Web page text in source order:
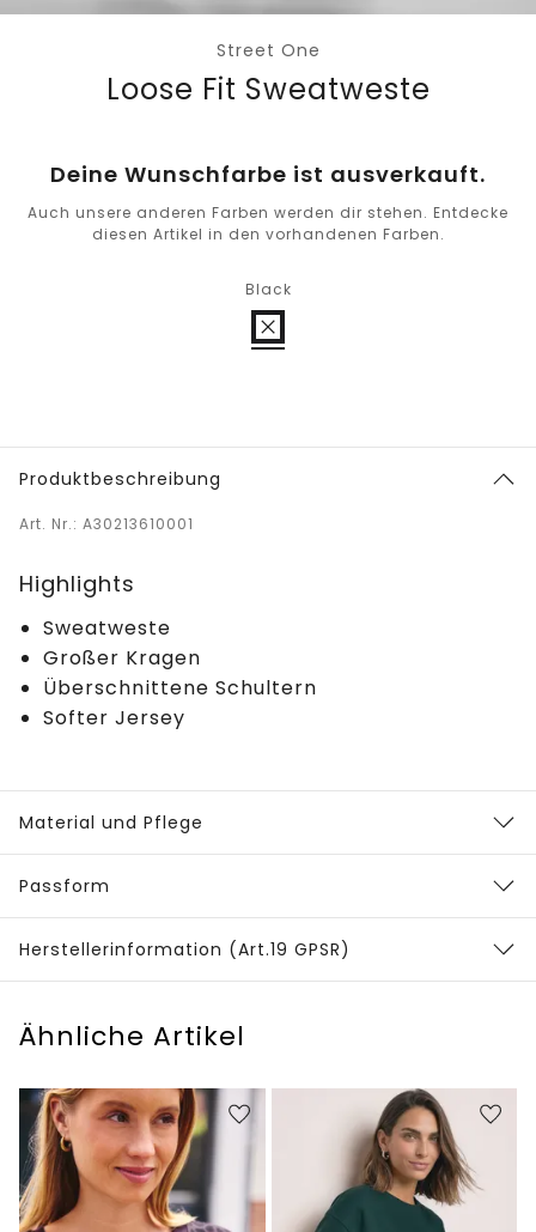
Street One
Loose Fit Sweatweste
Deine Wunschfarbe ist ausverkauft.
Auch unsere anderen Farben werden dir stehen. Entdecke
diesen Artikel in den vorhandenen Farben.
Black
Produktbeschreibung
Art. Nr.: A30213610001
Highlights
Sweatweste
Großer Kragen
Überschnittene Schultern
Softer Jersey
Material und Pflege
Passform
Herstellerinformation (Art.19 GPSR)
Ähnliche Artikel